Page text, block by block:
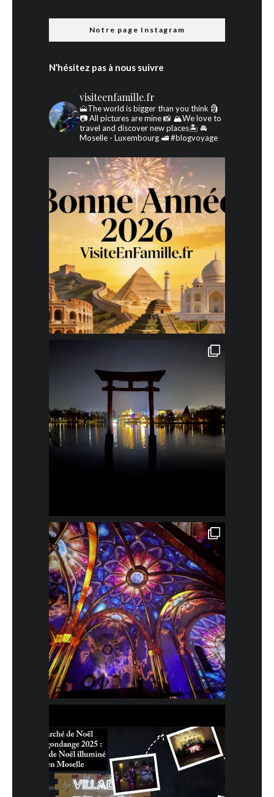
Notre page Instagram
N’hésitez pas à nous suivre
visiteenfamille.fr
🗻The world is bigger than you think 🗿
📷 All pictures are mine 📸 🏔We love to
travel and discover new places🏝 🚘
Moselle - Luxembourg 🚅#blogvoyage